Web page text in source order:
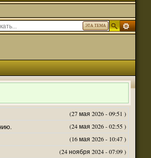
ЭТА ТЕМА
(27 мая 2026 - 09:51 )
(24 мая 2026 - 02:55 )
(16 мая 2026 - 10:47 )
(24 ноября 2024 - 07:09 )